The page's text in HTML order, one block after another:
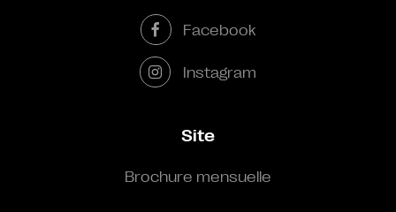
Facebook
Instagram
Site
Brochure mensuelle